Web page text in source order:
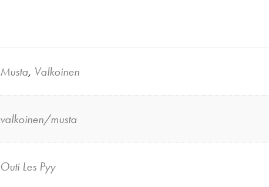
Musta, Valkoinen
valkoinen/musta
Outi Les Pyy